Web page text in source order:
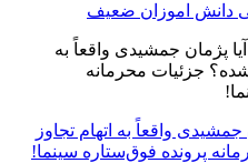
دانش اموزان ضعیف
واقعاً به اتهام تجاوز
پرونده فوق‌ستاره سینما!